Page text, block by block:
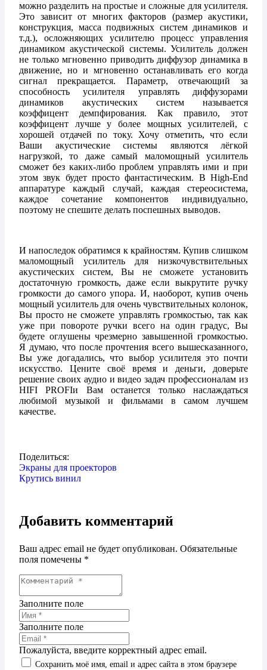
можно разделить на простые и сложные для усилителя.
Это зависит от многих факторов (размер акустики,
конструкция, масса подвижных систем динамиков и
т.д.), осложняющих усилителю процесс управления
динамиком акустической системы. Усилитель должен
не только мгновенно приводить диффузор динамика в
движение, но и мгновенно останавливать его когда
сигнал прекращается. Параметр, отвечающий за
способность усилителя управлять диффузорами
динамиков акустических систем называется
коэффицент демпфирования. Как правило, этот
коэффицент лучше у более мощных усилителей, с
хорошей отдачей по току. Хочу отметить, что если
Ваши акустические системы являются лёгкой
нагрузкой, то даже самый маломощный усилитель
сможет без каких-либо проблем управлять ими и при
этом звук будет просто фантастическим. В High-End
аппаратуре каждый случай, каждая стереосистема,
каждое сочетание компонентов индивидуально,
поэтому не спешите делать поспешных выводов.
И напоследок обратимся к крайностям. Купив слишком
маломощный усилитель для низкочувствительных
акустических систем, Вы не сможете установить
достаточную громкость, даже если выкрутите ручку
громкости до самого упора. И, наоборот, купив очень
мощный усилитель для очень чувствительных колонок,
Вы просто не сможете управлять громкостью, так как
уже при повороте ручки всего на один градус, Вы
будете оглушены чрезмерно завышенной громкостью.
Я думаю, что после прочтения всего вышесказанного,
Вы уже догадались, что выбор усилителя это почти
искусство. Цените своё время и деньги, доверьте
решение своих аудио и видео задач профессионалам из
HIFI PROFIи Вам останется только наслаждаться
любимой музыкой и фильмами в самом лучшем
качестве.
Поделиться:
Экраны для проекторов
Крутись винил
Добавить комментарий
Ваш адрес email не будет опубликован. Обязательные
поля помечены *
Заполните поле
Заполните поле
Пожалуйста, введите корректный адрес email.
Сохранить моё имя, email и адрес сайта в этом браузере